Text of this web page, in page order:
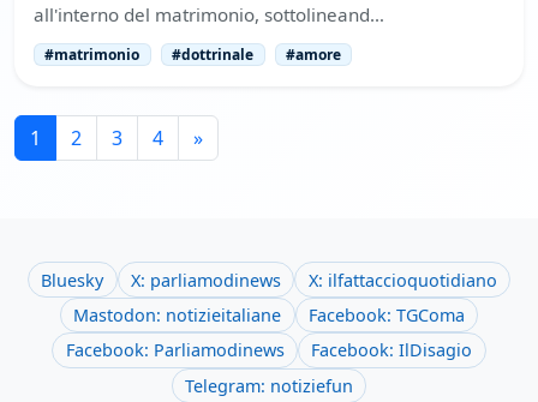
all'interno del matrimonio, sottolineand…
#matrimonio #dottrinale #amore
1 2 3 4 »
Bluesky X: parliamodinews
X: ilfattaccioquotidiano
Mastodon: notizieitaliane
Facebook: TGComa
Facebook: Parliamodinews
Facebook: IlDisagio
Telegram: notiziefun